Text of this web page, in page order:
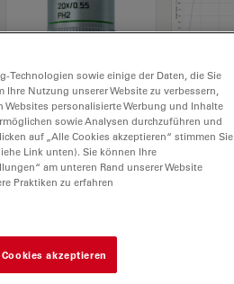
Technologien sowie einige der Daten, die Sie
Nutzung unserer Website zu verbessern,
personalisierte Werbung und Inhalte
sowie Analysen durchzuführen und
auf „Alle Cookies akzeptieren“ stimmen Sie
Link unten). Sie können Ihre
am unteren Rand unserer Website
Praktiken zu erfahren
akzeptieren